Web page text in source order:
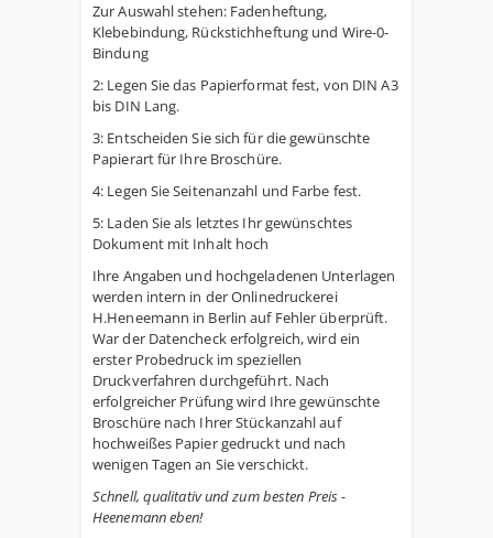
Zur Auswahl stehen: Fadenheftung,
Klebebindung, Rückstichheftung und Wire-0-
Bindung
2: Legen Sie das Papierformat fest, von DIN A3
bis DIN Lang.
3: Entscheiden Sie sich für die gewünschte
Papierart für Ihre Broschüre.
4: Legen Sie Seitenanzahl und Farbe fest.
5: Laden Sie als letztes Ihr gewünschtes
Dokument mit Inhalt hoch
Ihre Angaben und hochgeladenen Unterlagen
werden intern in der Onlinedruckerei
H.Heneemann in Berlin auf Fehler überprüft.
War der Datencheck erfolgreich, wird ein
erster Probedruck im speziellen
Druckverfahren durchgeführt. Nach
erfolgreicher Prüfung wird Ihre gewünschte
Broschüre nach Ihrer Stückanzahl auf
hochweißes Papier gedruckt und nach
wenigen Tagen an Sie verschickt.
Schnell, qualitativ und zum besten Preis -
Heenemann eben!